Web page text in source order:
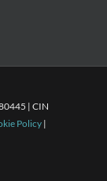
| CIN
Policy|